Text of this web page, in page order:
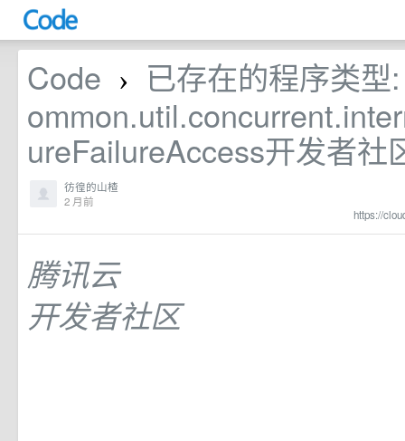
Code ›
已存在的程序类
ureFailureAccess开发者社
https://
彷徨的山楂
2 月前
腾讯云
开发者社区